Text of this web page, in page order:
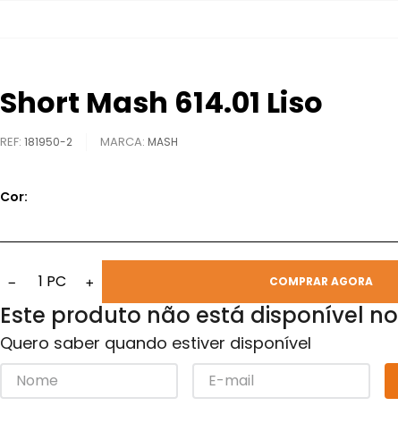
Short Mash 614.01 Liso
REF: 181950-2 MASH
Cor:
− 1 PC + COMPRAR AGORA
Este produto não está disponível
Quero saber quando estiver disponível